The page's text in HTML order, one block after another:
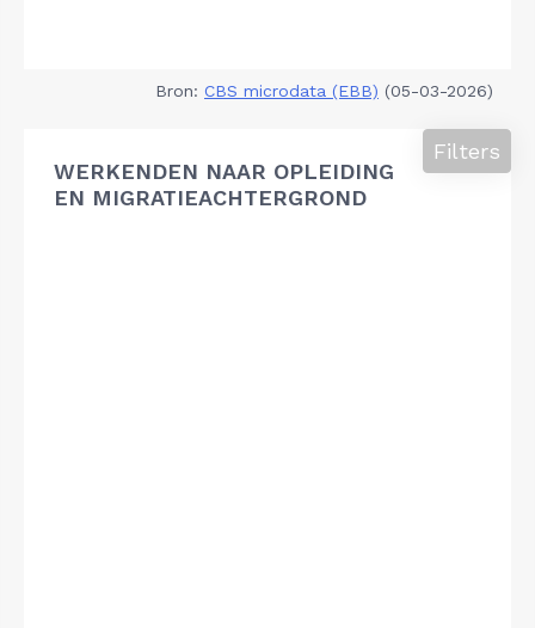
Bron: CBS microdata (EBB) (05-03-2026)
WERKENDEN NAAR OPLEIDING
EN MIGRATIEACHTERGROND
Filters